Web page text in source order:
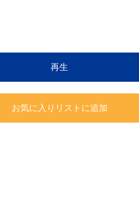
再生
お気に入りリストに追加